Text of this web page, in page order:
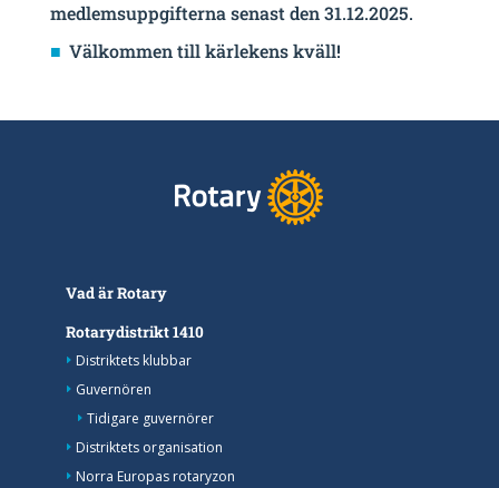
medlemsuppgifterna senast den 31.12.2025.
Välkommen till kärlekens kväll!
Vad är Rotary
Rotarydistrikt 1410
Distriktets klubbar
Guvernören
Tidigare guvernörer
Distriktets organisation
Norra Europas rotaryzon